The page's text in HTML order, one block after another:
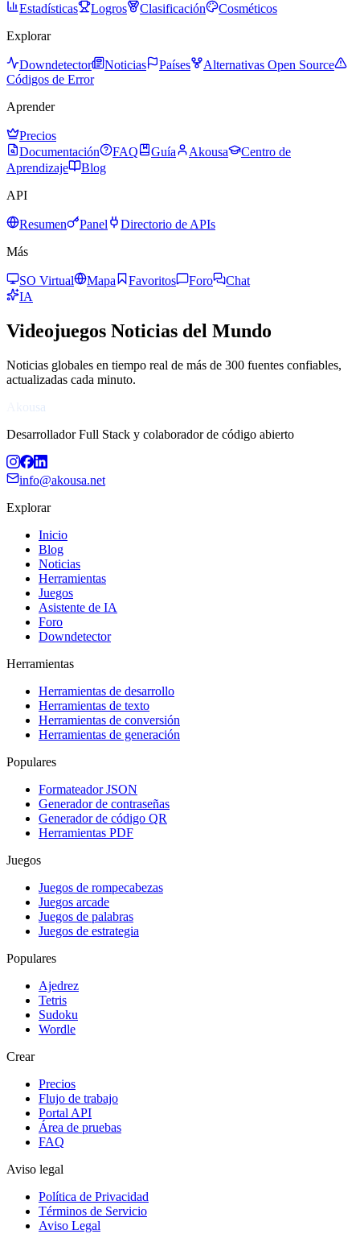
Estadísticas
Logros Clasificación
Cosméticos
Explorar
Downdetector Noticias Países
Alternativas Open Source
Códigos de Error
Aprender
Precios
Documentación
FAQ Guía Akousa
Centro de
Aprendizaje
Blog
API
Resumen Panel
Directorio de APIs
Más
SO Virtual Mapa Favoritos Foro
Chat
IA
Videojuegos Noticias del Mundo
Noticias globales en tiempo real de más de 300 fuentes confiables,
actualizadas cada minuto.
Akousa
Desarrollador Full Stack y colaborador de código abierto
info@akousa.net
Explorar
Inicio
Blog
Noticias
Herramientas
Juegos
Asistente de IA
Foro
Downdetector
Herramientas
Herramientas de desarrollo
Herramientas de texto
Herramientas de conversión
Herramientas de generación
Populares
Formateador JSON
Generador de contraseñas
Generador de código QR
Herramientas PDF
Juegos
Juegos de rompecabezas
Juegos arcade
Juegos de palabras
Juegos de estrategia
Populares
Ajedrez
Tetris
Sudoku
Wordle
Crear
Precios
Flujo de trabajo
Portal API
Área de pruebas
FAQ
Aviso legal
Política de Privacidad
Términos de Servicio
Aviso Legal